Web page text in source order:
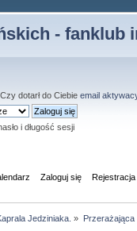
- fanklub
.Czy dotarł do Ciebie email
i długość sesji
Zaloguj się Rejestracja
Jedziniaka. » Przerażająca